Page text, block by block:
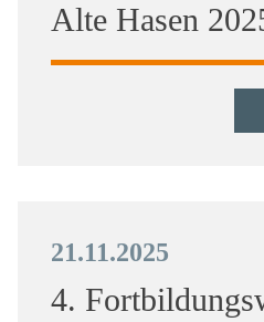
Alte Hasen
21.11.2025
4.